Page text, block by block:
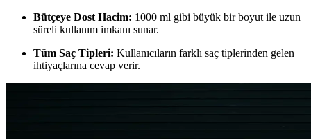
Bütçeye Dost Hacim: 1000 ml gibi büyük bir boyut ile uzun
süreli kullanım imkanı sunar.
Tüm Saç Tipleri: Kullanıcıların farklı saç tiplerinden gelen
ihtiyaçlarına cevap verir.